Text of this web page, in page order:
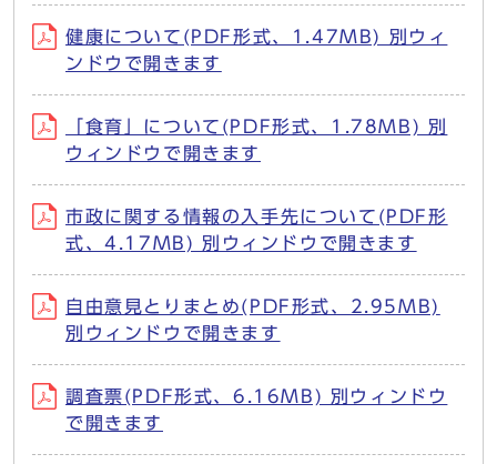
健康について(PDF形式、1.47MB) 別ウィ
ンドウで開きます
「食育」について(PDF形式、1.78MB) 別
ウィンドウで開きます
市政に関する情報の入手先について(PDF形
式、4.17MB) 別ウィンドウで開きます
自由意見とりまとめ(PDF形式、2.95MB)
別ウィンドウで開きます
調査票(PDF形式、6.16MB) 別ウィンドウ
で開きます